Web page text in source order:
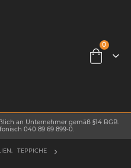
0
an Unternehmer gemäß §14 BGB.
040 89 69 899-0.
TEPPICHE